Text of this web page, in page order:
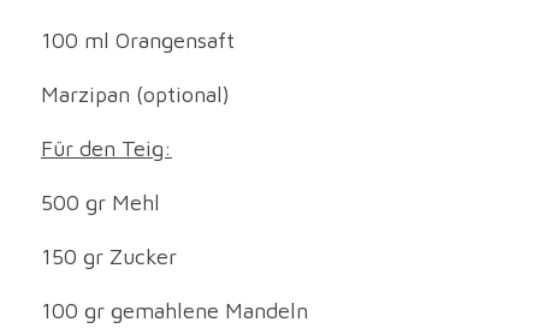
100 ml Orangensaft
Marzipan (optional)
Für den Teig:
500 gr Mehl
150 gr Zucker
100 gr gemahlene Mandeln